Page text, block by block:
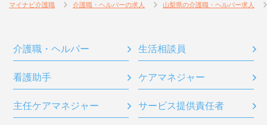
マイナビ介護職 介護職・ヘルパーの求人 山梨県の介護職・ヘルパー求人
介護職・ヘルパー 生活相談員
看護助手 ケアマネジャー
主任ケアマネジャー サービス提供責任者